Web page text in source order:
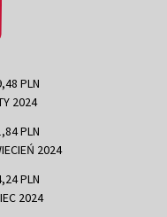
PLN
2024
PLN
2024
PLN
2024